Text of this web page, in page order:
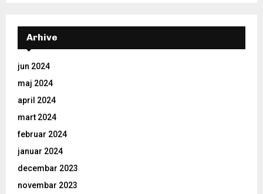
Arhive
jun 2024
maj 2024
april 2024
mart 2024
februar 2024
januar 2024
decembar 2023
novembar 2023